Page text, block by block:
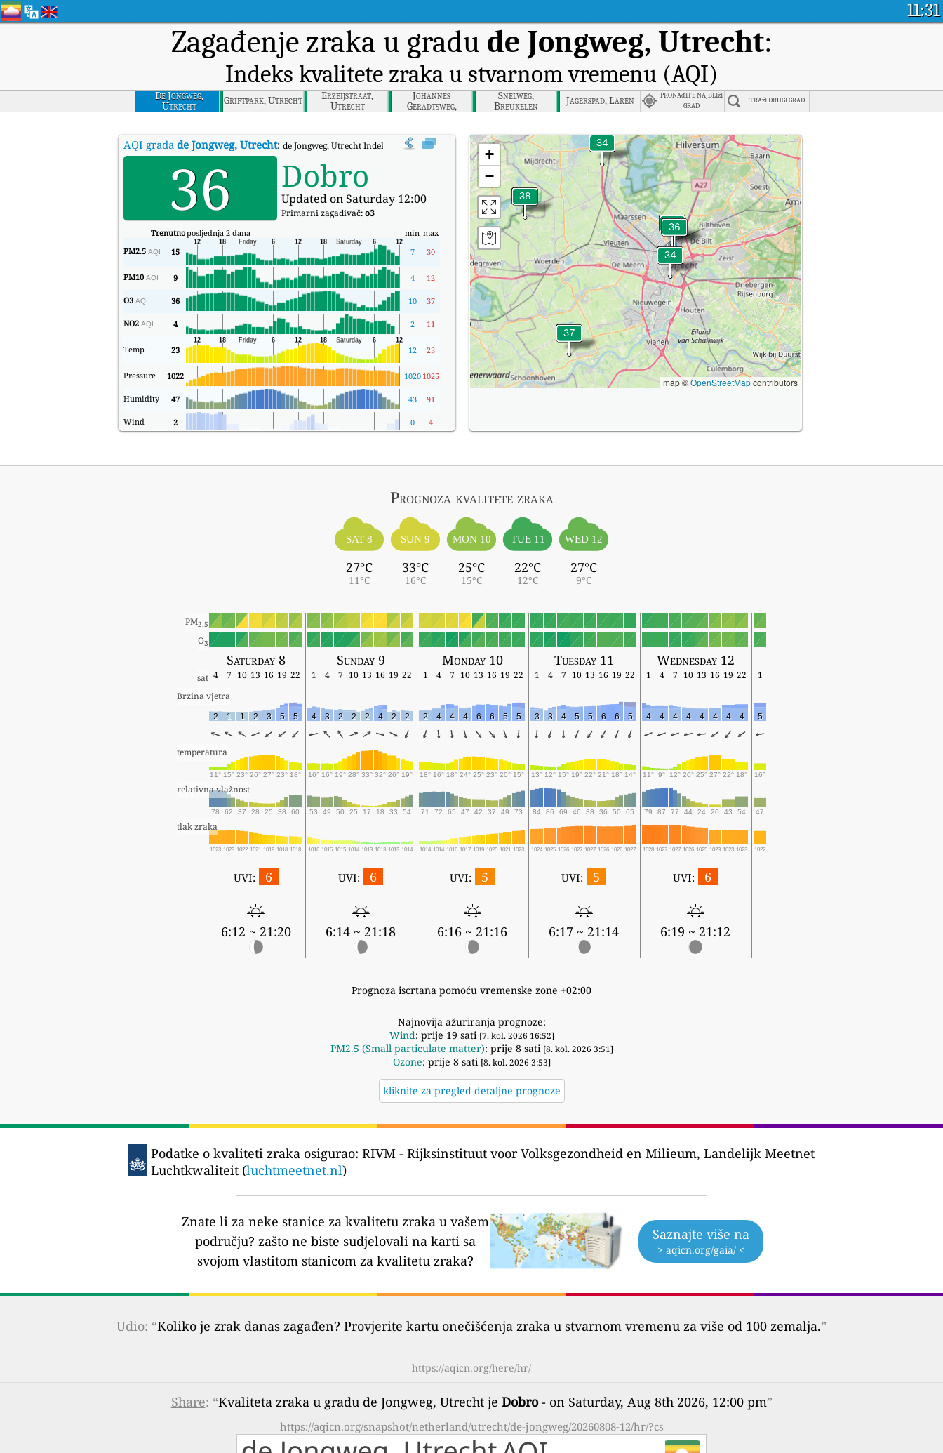
11:31
Zagađenje zraka u gradu de Jongweg, Utrecht:
Indeks kvalitete zraka u stvarnom vremenu (AQI)
De Jongweg,
Utrecht
Griftpark, Utrecht
Erzeijstraat,
Utrecht
Johannes
Geradtsweg,
Hilversum
Snelweg,
Breukelen
Jagerspad, Laren
PRONAđITE NAJBLIžI
GRAD
TRAžI DRUGI GRAD
AQI grada de Jongweg, Utrecht: de Jongweg, Utrecht Indeks kvalitete zraka (AQI) u stvarnom vremenu.
36 Dobro
Updated on Saturday 12:00
Primarni zagađivač:o3
Trenutnoposljednja 2 dana min max
PM2.5 AQI 15 7 30
PM10 AQI 9 4 12
O3 AQI 36 10 37
NO2 AQI 4 2 11
Temp 23 12 23
Pressure 1022 1020 1025
Humidity 47 43 91
Wind 2 0 4
+
−
map ©OpenStreetMapcontributors
Prognoza kvalitete zraka
SAT 8
27°C
11°C
SUN 9
33°C
16°C
MON 10
25°C
15°C
TUE 11
22°C
12°C
WED 12
27°C
9°C
PM2.5
O3
Saturday 8 Sunday 9 Monday 10 Tuesday 11 Wednesday 12
sat 4 7 10 13 16 19 22 1 4 7 10 13 16 19 22 1 4 7 10 13 16 19 22 1 4 7 10 13 16 19 22 1 4 7 10 13 16 19 22
1
Brzina vjetra
2 1 1 2 3 5 5 4 3 2 2 2 4 2 2 2 4 4 4 6 6 5 5 3 3 4 5 5 6 6 5 4 4 4 4 4 4 4 4 5
temperatura
11° 15° 23° 26° 27° 23° 18° 16° 16° 19° 28° 33° 32° 26° 19° 18° 16° 18° 24° 25° 23° 20° 15° 13° 12° 15° 19° 22° 21° 18° 14° 11° 9° 12° 20° 25° 27° 22° 18° 16°
relativna vlažnost
78 62 37 28 25 38 60 53 49 50 25 17 18 33 54 71 72 65 47 42 37 49 73 84 86 69 46 38 36 50 65 79 87 77 44 24 20 43 54 47
tlak zraka
1023 1023 1022 1021 1019 1018 1018 1016 1015 1015 1014 1013 1013 1013 1014 1014 1014 1016 1017 1019 1020 1021 1023 1024 1025 1026 1027 1027 1026 1026 1027 1028 1027 1027 1026 1025 1023 1023 1023 1022
UVI: 6
6:12 ~ 21:20
UVI: 6
6:14 ~ 21:18
UVI: 5
6:16 ~ 21:16
UVI: 5
6:17 ~ 21:14
UVI: 6
6:19 ~ 21:12
Prognoza iscrtana pomoću vremenske zone +02:00
Najnovija ažuriranja prognoze:
Wind: prije 19 sati [7. kol. 2026 16:52]
PM2.5 (Small particulate matter): prije 8 sati [8. kol. 2026 3:51]
Ozone: prije 8 sati [8. kol. 2026 3:53]
kliknite za pregled detaljne prognoze
Podatke o kvaliteti zraka osigurao: RIVM - Rijksinstituut voor Volksgezondheid en Milieum, Landelijk Meetnet
Luchtkwaliteit (luchtmeetnet.nl)
Znate li za neke stanice za kvalitetu zraka u vašem
području? zašto ne biste sudjelovali na karti sa
svojom vlastitom stanicom za kvalitetu zraka?
Saznajte više na
> aqicn.org/gaia/ <
Udio: “Koliko je zrak danas zagađen? Provjerite kartu onečišćenja zraka u stvarnom vremenu za više od 100 zemalja.”
https://aqicn.org/here/hr/
Share: “Kvaliteta zraka u gradu de Jongweg, Utrecht je Dobro- on Saturday, Aug 8th 2026, 12:00 pm”
https://aqicn.org/snapshot/netherland/utrecht/de-jongweg/20260808-12/hr/?cs